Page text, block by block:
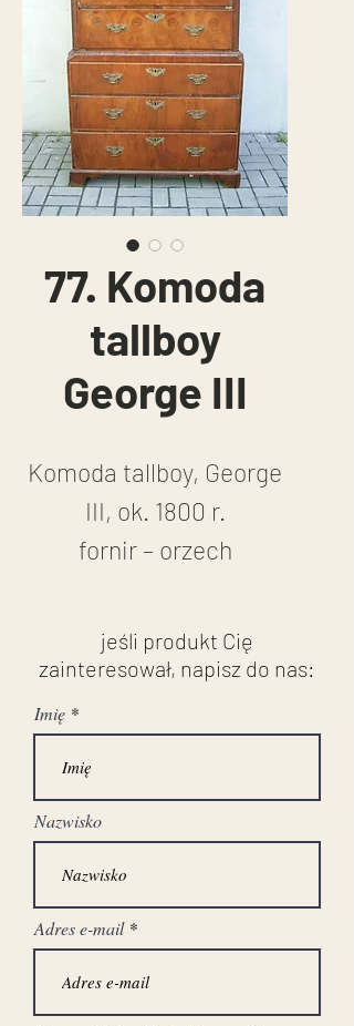
77. Komoda
tallboy
George III
Komoda tallboy, George
III, ok. 1800 r.
fornir – orzech
orzech
okucia z brązu
wymiary:
wysokość: 172 cm
szerokość: 101 cm
stan przed renowacją
jeśli produkt Cię
zainteresował, napisz do nas:
Imię
Nazwisko
Adres e-mail